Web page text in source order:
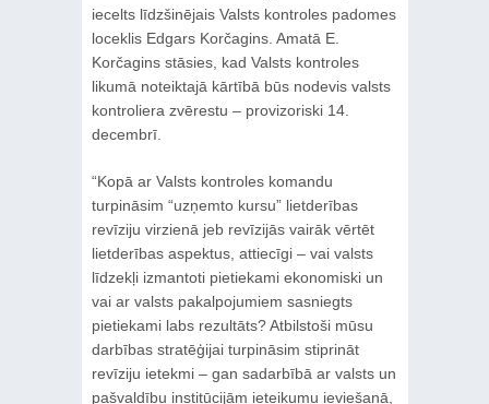
iecelts līdzšinējais Valsts kontroles padomes
loceklis Edgars Korčagins. Amatā E.
Korčagins stāsies, kad Valsts kontroles
likumā noteiktajā kārtībā būs nodevis valsts
kontroliera zvērestu – provizoriski 14.
decembrī.
“Kopā ar Valsts kontroles komandu
turpināsim “uzņemto kursu” lietderības
revīziju virzienā jeb revīzijās vairāk vērtēt
lietderības aspektus, attiecīgi – vai valsts
līdzekļi izmantoti pietiekami ekonomiski un
vai ar valsts pakalpojumiem sasniegts
pietiekami labs rezultāts? Atbilstoši mūsu
darbības stratēģijai turpināsim stiprināt
revīziju ietekmi – gan sadarbībā ar valsts un
pašvaldību institūcijām ieteikumu ieviešanā,